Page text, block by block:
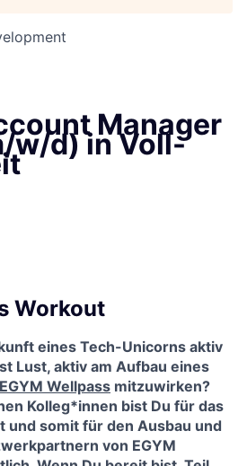
Manager
w/d) in Voll-
Workout
eines Tech-Unicorns aktiv
Lust, aktiv am Aufbau eines
EGYM Wellpass mitzuwirken?
Kolleg*innen bist Du für das
und somit für den Ausbau und
von EGYM